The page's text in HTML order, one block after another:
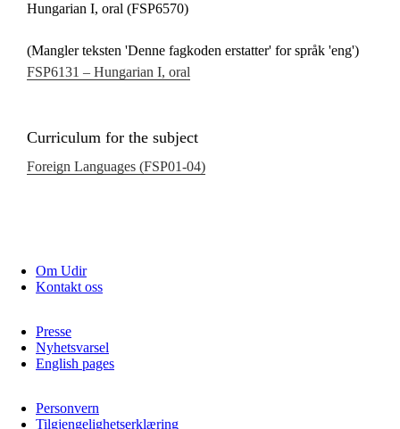
Hungarian I, oral (FSP6570)
(Mangler teksten 'Denne fagkoden erstatter' for språk 'eng')
FSP6131 – Hungarian I, oral
Curriculum for the subject
Foreign Languages (FSP01‑04)
Om Udir
Kontakt oss
Presse
Nyhetsvarsel
English pages
Personvern
Tilgjengelighetserklæring